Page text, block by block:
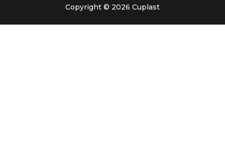
Copyright © 2026 Cuplast